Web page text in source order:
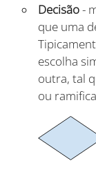
Decisão-
que uma
escolha
outra, tal
ou